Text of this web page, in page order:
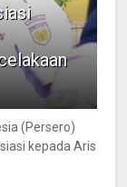
(Persero)
kepada Aris